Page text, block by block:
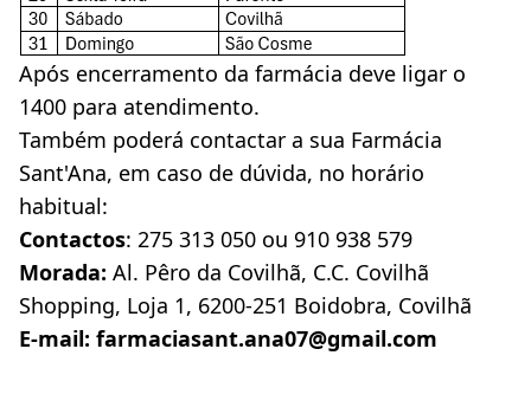
Após encerramento da farmácia deve ligar o
1400 para atendimento.
Também poderá contactar a sua Farmácia
Sant'Ana, em caso de dúvida, no horário
habitual:
Contactos: 275 313 050 ou 910 938 579
Morada: Al. Pêro da Covilhã, C.C. Covilhã
Shopping, Loja 1, 6200-251 Boidobra, Covilhã
E-mail: farmaciasant.ana07@gmail.com